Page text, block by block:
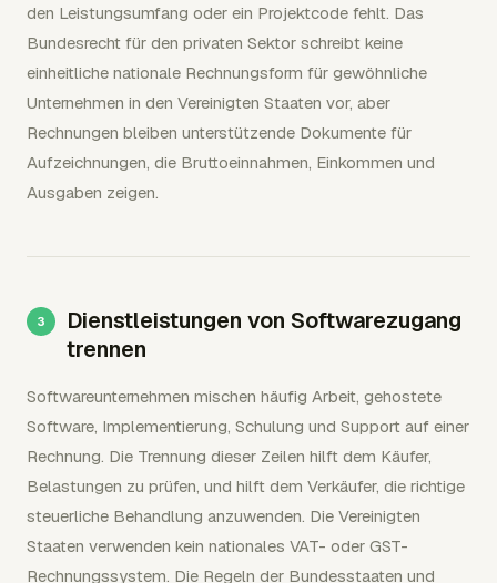
den Leistungsumfang oder ein Projektcode fehlt. Das
Bundesrecht für den privaten Sektor schreibt keine
einheitliche nationale Rechnungsform für gewöhnliche
Unternehmen in den Vereinigten Staaten vor, aber
Rechnungen bleiben unterstützende Dokumente für
Aufzeichnungen, die Bruttoeinnahmen, Einkommen und
Ausgaben zeigen.
Dienstleistungen von Softwarezugang
trennen
Softwareunternehmen mischen häufig Arbeit, gehostete
Software, Implementierung, Schulung und Support auf einer
Rechnung. Die Trennung dieser Zeilen hilft dem Käufer,
Belastungen zu prüfen, und hilft dem Verkäufer, die richtige
steuerliche Behandlung anzuwenden. Die Vereinigten
Staaten verwenden kein nationales VAT- oder GST-
Rechnungssystem. Die Regeln der Bundesstaaten und